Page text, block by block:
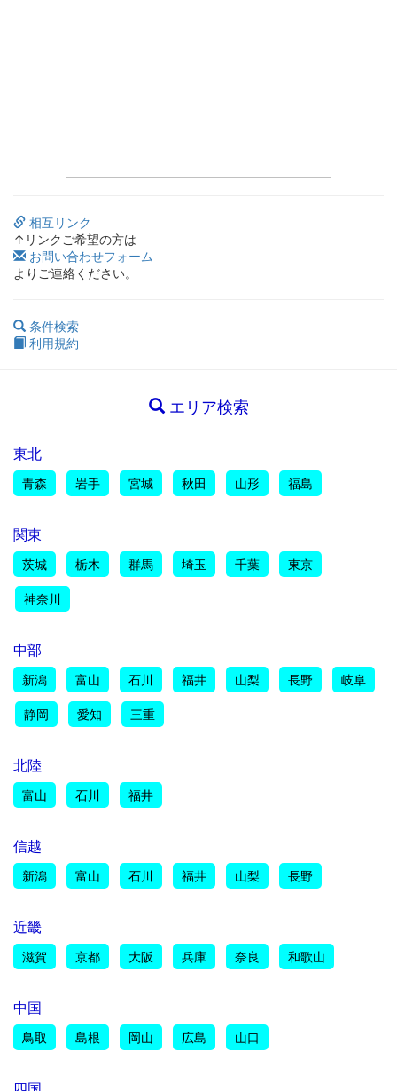
相互リンク
↑リンクご希望の方は
お問い合わせフォーム
よりご連絡ください。
条件検索
利用規約
エリア検索
東北
青森 岩手 宮城 秋田 山形 福島
関東
茨城 栃木 群馬 埼玉 千葉 東京
神奈川
中部
新潟 富山 石川 福井 山梨 長野 岐阜
静岡 愛知 三重
北陸
富山 石川 福井
信越
新潟 富山 石川 福井 山梨 長野
近畿
滋賀 京都 大阪 兵庫 奈良 和歌山
中国
鳥取 島根 岡山 広島 山口